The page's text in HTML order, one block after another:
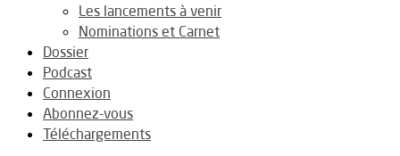
Les lancements à venir
Nominations et Carnet
Dossier
Podcast
Connexion
Abonnez-vous
Téléchargements